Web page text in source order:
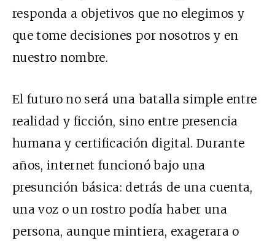
responda a objetivos que no elegimos y
que tome decisiones por nosotros y en
nuestro nombre.
El futuro no será una batalla simple entre
realidad y ficción, sino entre presencia
humana y certificación digital. Durante
años, internet funcionó bajo una
presunción básica: detrás de una cuenta,
una voz o un rostro podía haber una
persona, aunque mintiera, exagerara o